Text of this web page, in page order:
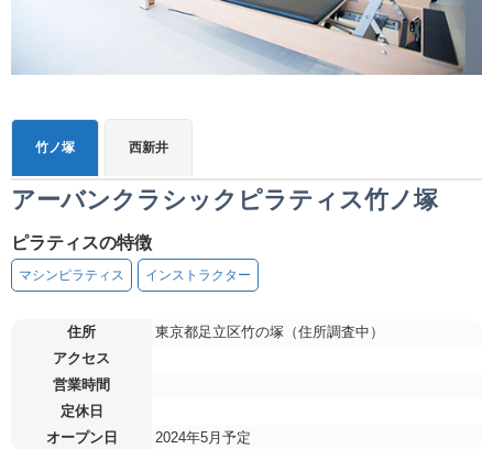
竹ノ塚 西新井
アーバンクラシックピラティス竹ノ塚
ピラティスの特徴
マシンピラティス インストラクター
住所
東京都足立区竹の塚（住所調査中）
アクセス
営業時間
定休日
オープン日
2024年5月予定